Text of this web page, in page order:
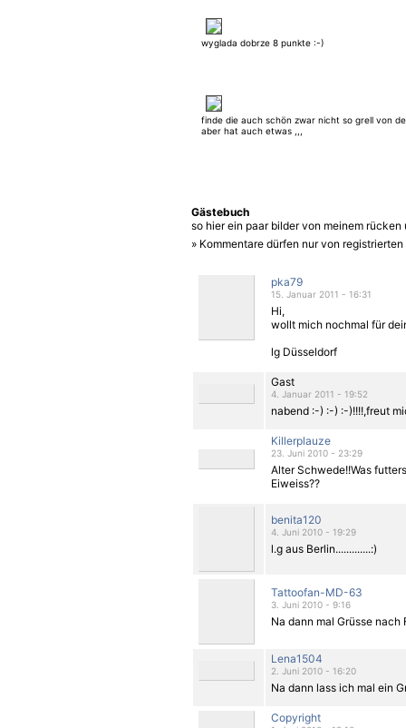
wyglada dobrze 8 punkte :-)
finde die auch schön zwar nicht so grell von
aber hat auch etwas ,,,
Gästebuch
so hier ein paar bilder von meinem
» Kommentare dürfen nur von
pka79
15. Januar 2011 - 16:31
Hi,
wollt mich nochmal für
lg Düsseldorf
Gast
4. Januar 2011 - 19:52
nabend :-) :-) :-)!!!!,freut
Killerplauze
23. Juni 2010 - 23:29
Alter Schwede!!Was
Eiweiss??
benita120
4. Juni 2010 - 19:29
l.g aus Berlin.............:)
Tattoofan-MD-63
3. Juni 2010 - 9:16
Na dann mal Grüsse nach
Lena1504
2. Juni 2010 - 16:20
Na dann lass ich mal ein
Copyright